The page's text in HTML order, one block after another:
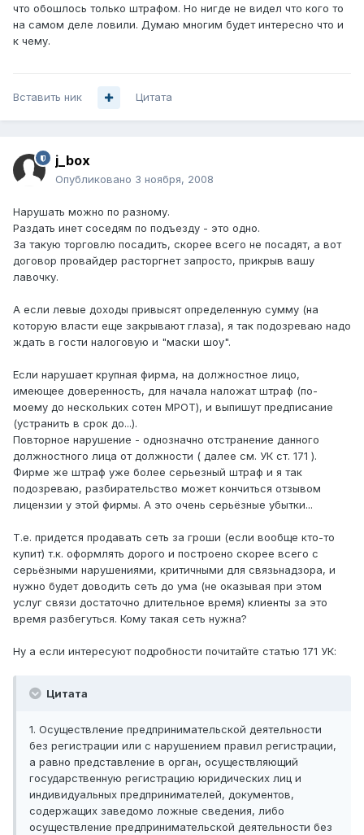
что обошлось только штрафом. Но нигде не видел что кого то
на самом деле ловили. Думаю многим будет интересно что и
к чему.
Вставить ник Цитата
j_box
Опубликовано 3 ноября, 2008
Нарушать можно по разному.
Раздать инет соседям по подъезду - это одно.
За такую торговлю посадить, скорее всего не посадят, а вот
договор провайдер расторгнет запросто, прикрыв вашу
лавочку.
А если левые доходы привысят определенную сумму (на
которую власти еще закрывают глаза), я так подозреваю надо
ждать в гости налоговую и "маски шоу".
Если нарушает крупная фирма, на должностное лицо,
имеющее доверенность, для начала наложат штраф (по-
моему до нескольких сотен МРОТ), и выпишут предписание
(устранить в срок до...).
Повторное нарушение - однозначно отстранение данного
должностного лица от должности ( далее см. УК ст. 171 ).
Фирме же штраф уже более серьезный штраф и я так
подозреваю, разбирательство может кончиться отзывом
лицензии у этой фирмы. А это очень серьёзные убытки...
Т.е. придется продавать сеть за гроши (если вообще кто-то
купит) т.к. оформлять дорого и построено скорее всего с
серьёзными нарушениями, критичными для связьнадзора, и
нужно будет доводить сеть до ума (не оказывая при этом
услуг связи достаточно длительное время) клиенты за это
время разбегуться. Кому такая сеть нужна?
Ну а если интересуют подробности почитайте статью 171 УК:
Цитата
1. Осуществление предпринимательской деятельности
без регистрации или с нарушением правил регистрации,
а равно представление в орган, осуществляющий
государственную регистрацию юридических лиц и
индивидуальных предпринимателей, документов,
содержащих заведомо ложные сведения, либо
осуществление предпринимательской деятельности без